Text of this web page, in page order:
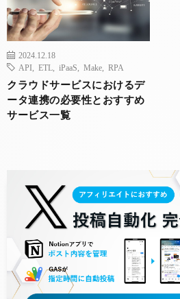
2024.12.18
API
ETL iPaaS Make RPA
クラウドサービスにおけるデ
ータ連携の必要性とおすすめ
サービス一覧